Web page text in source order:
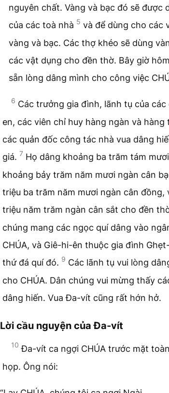
nguyên chất. Vàng và bạc đó sẽ được
của các toà nhà 5 và để dùng cho các
vàng và bạc. Các thợ khéo sẽ dùng
các vật dụng cho đền thờ. Bây giờ
sẵn lòng dâng mình cho công việc
6 Các trưởng gia đình, lãnh tụ của
en, các viên chỉ huy hàng ngàn và hàng
các quản đốc công tác nhà vua dâng
giá. 7 Họ dâng khoảng ba trăm tám
khoảng bảy trăm năm mươi ngàn cân
triệu ba trăm năm mươi ngàn cân đồng,
triệu năm trăm ngàn cân sắt cho đền
chúng mang các ngọc quí dâng vào
CHÚA, và Giê-hi-ên thuộc gia đình
thứ đá quí đó. 9 Các lãnh tụ vui lòng
cho CHÚA. Dân chúng vui mừng thấy
dâng hiến. Vua Đa-vít cũng rất hớn hở.
Lời cầu nguyện của Đa-vít
10 Đa-vít ca ngợi CHÚA trước mặt
họp. Ông nói: